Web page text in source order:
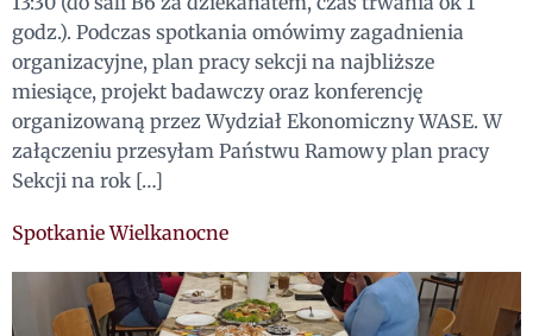
godz.). Podczas spotkania omówimy zagadnienia
organizacyjne, plan pracy sekcji na najbliższe
miesiące, projekt badawczy oraz konferencję
organizowaną przez Wydział Ekonomiczny WASE. W
załączeniu przesyłam Państwu Ramowy plan pracy
Sekcji na rok […]
Spotkanie Wielkanocne